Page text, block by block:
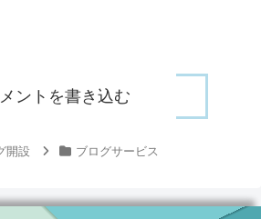
ントを書き込む
開設 ブログサービス